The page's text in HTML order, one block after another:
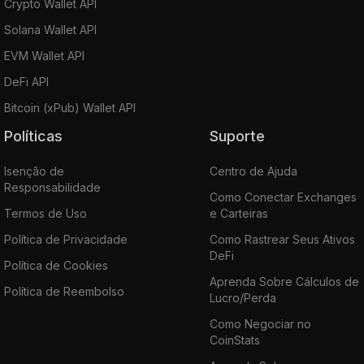
Crypto Wallet API
Solana Wallet API
EVM Wallet API
DeFi API
Bitcoin (xPub) Wallet API
Políticas
Isenção de
Responsabilidade
Termos de Uso
Política de Privacidade
Política de Cookies
Política de Reembolso
Suporte
Centro de Ajuda
Como Conectar Exchanges
e Carteiras
Como Rastrear Seus Ativos
DeFi
Aprenda Sobre Cálculos de
Lucro/Perda
Como Negociar no
CoinStats